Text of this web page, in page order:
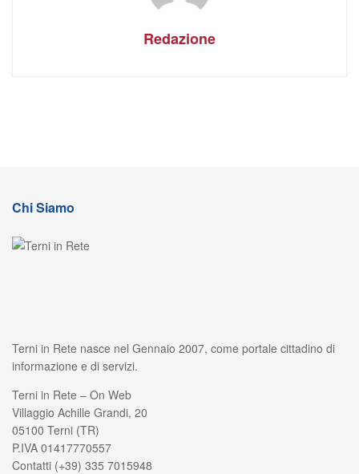
Redazione
Chi Siamo
Terni in Rete nasce nel Gennaio 2007, come portale cittadino di
informazione e di servizi.
Terni in Rete – On Web
Villaggio Achille Grandi, 20
05100 Terni (TR)
P.IVA 01417770557
Contatti (+39) 335 7015948